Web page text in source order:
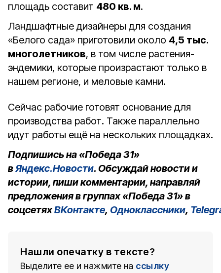
площадь составит 480 кв. м.
Ландшафтные дизайнеры для создания
«Белого сада» приготовили около 4,5 тыс.
многолетников, в том числе растения-
эндемики, которые произрастают только в
нашем регионе, и меловые камни.
Сейчас рабочие готовят основание для
производства работ. Также параллельно
идут работы ещё на нескольких площадках.
Подпишись на «Победа 31»
вЯндекс.Новости. Обсуждай новости и
истории, пиши комментарии, направляй
предложения в группах «Победа 31» в
соцсетяхВКонтакте, Одноклассники,
Нашли опечатку в тексте?
Выделите ее и нажмите на ссылку